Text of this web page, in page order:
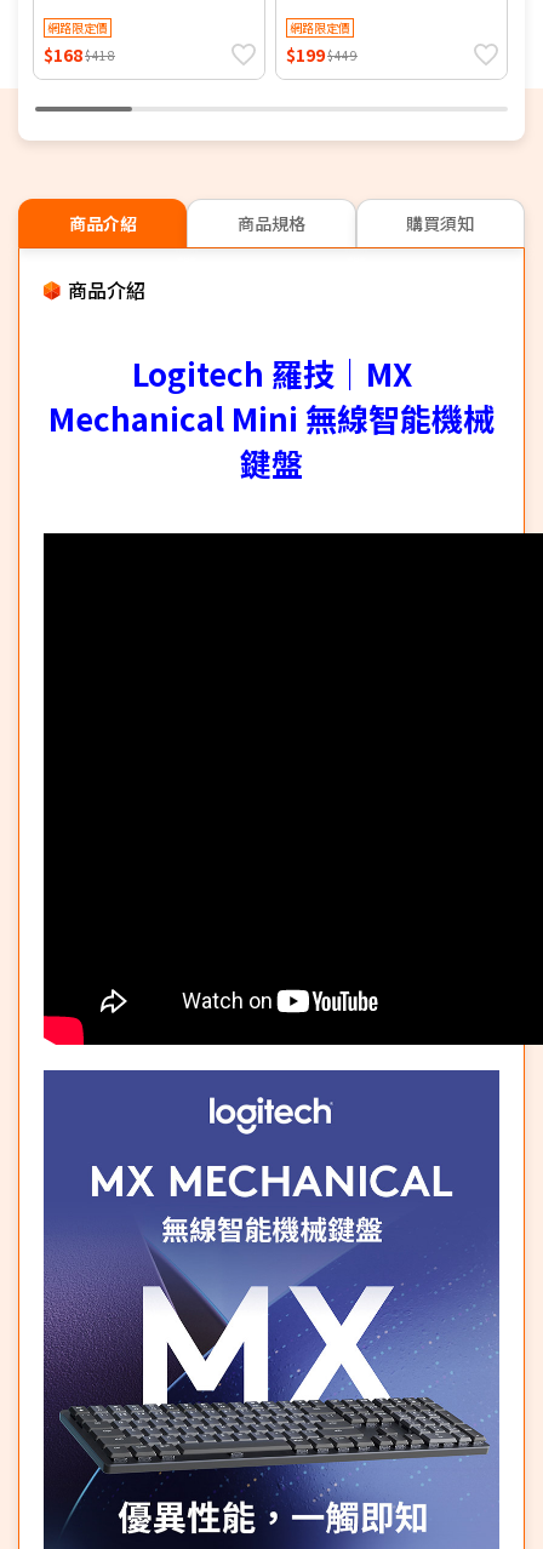
網路限定價
$168$418
網路限定價
$199$449
商品介紹 商品規格 購買須知
商品介紹
Logitech 羅技｜MX
Mechanical Mini 無線智能機械
鍵盤